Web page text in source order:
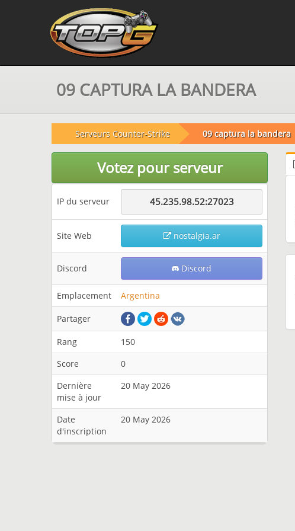
09 CAPTURA LA BANDERA
Serveurs Counter-Strike 09 captura la bandera
Votez pour serveur
IP du serveur 45.235.98.52:27023
Site Web nostalgia.ar
Discord Discord
Emplacement Argentina
Partager
Rang
150
Score
0
Dernière
mise à jour
20 May 2026
Date
d'inscription
20 May 2026